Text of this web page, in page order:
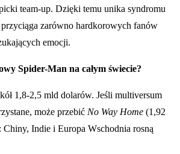
team-up. Dzięki temu unika syndromu
przyciąga zarówno hardkorowych fanów
emocji.
Spider-Man na całym świecie?
1,8-2,5 mld dolarów. Jeśli multiversum
może przebić No Way Home (1,92
Indie i Europa Wschodnia rosną